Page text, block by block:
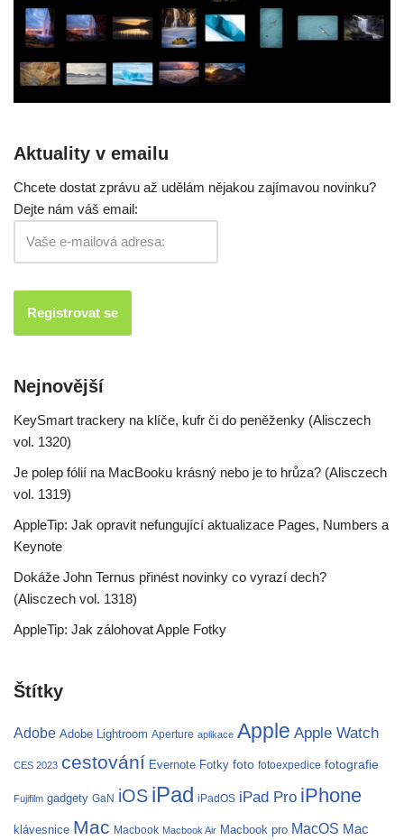
Aktuality v emailu
Chcete dostat zprávu až udělám nějakou zajímavou novinku?
Dejte nám váš email:
Nejnovější
KeySmart trackery na klíče, kufr či do peněženky (Alisczech
vol. 1320)
Je polep fólií na MacBooku krásný nebo je to hrůza? (Alisczech
vol. 1319)
AppleTip: Jak opravit nefungující aktualizace Pages, Numbers a
Keynote
Dokáže John Ternus přinést novinky co vyrazí dech?
(Alisczech vol. 1318)
AppleTip: Jak zálohovat Apple Fotky
Štítky
Adobe Adobe Lightroom Aperture aplikace Apple Apple Watch
CES 2023 cestování Evernote Fotky foto fotoexpedice fotografie
Fujifilm gadgety GaN iOS iPad iPadOS iPad Pro iPhone
klávesnice Mac Macbook Macbook Air Macbook pro MacOS Mac